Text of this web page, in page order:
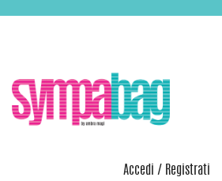
Accedi / Registrati